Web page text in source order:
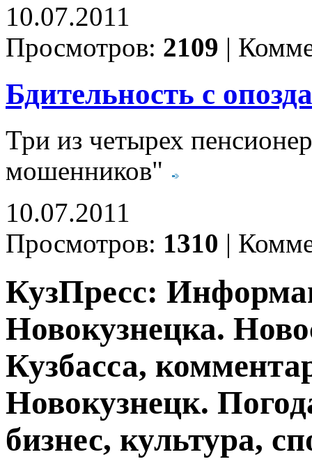
10.07.2011
Просмотров: 2109 |
Бдительность с
Три из четырех
мошенников"
10.07.2011
Просмотров: 1310 |
КузПресс:
Новокузнецка.
Кузбасса,
Новокузнецк.
бизнес, культура,